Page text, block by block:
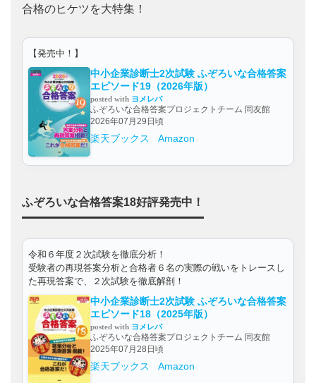
合格のヒケツを大特集！
【発売中！】
中小企業診断士2次試験 ふぞろいな合格答案
エピソード19（2026年版）
posted with ヨメレバ
ふぞろいな合格答案プロジェクトチーム 同友館
2026年07月29日頃
楽天ブックス Amazon
ふぞろいな合格答案18好評発売中！
令和６年度２次試験を徹底分析！
受験者の再現答案分析と合格者６名の実際の戦いをトレースし
た再現答案で、２次試験を徹底解剖！
中小企業診断士2次試験 ふぞろいな合格答案
エピソード18（2025年版）
posted with ヨメレバ
ふぞろいな合格答案プロジェクトチーム 同友館
2025年07月28日頃
楽天ブックス Amazon